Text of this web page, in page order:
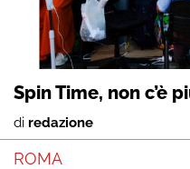
Spin Time, non c’è
di redazione
ROMA